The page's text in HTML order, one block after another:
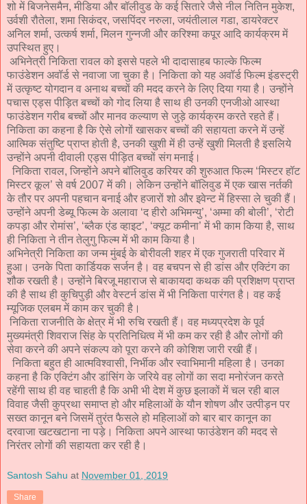
शो में बिजनेसमैन, मीडिया और बॉलीवुड के कई सितारे जैसे नील नितिन मुकेश,
उर्वशी रौतेला, शमा सिकंदर, जसपिंदर नरुला, जयंतीलाल गडा, डायरेक्टर
अनिल शर्मा, उत्कर्ष शर्मा, मिलन गुन्नजी और करिश्मा कपूर आदि कार्यक्रम में
उपस्थित हुए।
अभिनेत्री निकिता रावल को इससे पहले भी दादासाहब फाल्के फिल्म
फाउंडेशन अवॉर्ड से नवाजा जा चुका है। निकिता को यह अवॉर्ड फिल्म इंडस्ट्री
में उत्कृष्ट योगदान व अनाथ बच्चों की मदद करने के लिए दिया गया है। उन्होंने
पचास एड्स पीड़ित बच्चों को गोद लिया है साथ ही उनकी एनजीओ आस्था
फाउंडेशन गरीब बच्चों और मानव कल्याण से जुड़े कार्यक्रम करते रहते हैं।
निकिता का कहना है कि ऐसे लोगों खासकर बच्चों की सहायता करने में उन्हें
आत्मिक संतुष्टि प्राप्त होती है, उनकी खुशी में ही उन्हें खुशी मिलती है इसलिये
उन्होंने अपनी दीवाली एड्स पीड़ित बच्चों संग मनाई।
निकिता रावल, जिन्होंने अपने बॉलिवुड करियर की शुरुआत फिल्म ‘मिस्टर हॉट
मिस्टर कूल’ से वर्ष 2007 में की। लेकिन उन्होंने बॉलिवुड में एक खास नर्तकी
के तौर पर अपनी पहचान बनाई और हजारों शो और इवेन्ट में हिस्सा ले चुकी हैं।
उन्होंने अपनी डेब्यू फिल्म के अलावा ‘द हीरो अभिमन्यु’, ‘अम्मा की बोली’, ‘रोटी
कपड़ा और रोमांस’, ‘ब्लैक एंड व्हाइट’, ‘क्यूट कमीना’ में भी काम किया है, साथ
ही निकिता ने तीन तेलुगु फिल्म में भी काम किया है।
अभिनेत्री निकिता का जन्म मुंबई के बोरीवली शहर में एक गुजराती परिवार में
हुआ। उनके पिता कार्डियक सर्जन है। वह बचपन से ही डांस और एक्टिंग का
शौक रखती है। उन्होंने बिरजू महाराज से बाकायदा कथक की प्रशिक्षण प्राप्त
की है साथ ही कुचिपुड़ी और वेस्टर्न डांस में भी निकिता पारंगत है। वह कई
म्यूजिक एलबम में काम कर चुकी है।
निकिता राजनीति के क्षेत्र में भी रुचि रखती हैं। वह मध्यप्रदेश के पूर्व
मुख्यमंत्री शिवराज सिंह के प्रतिनिधित्व में भी कम कर रही है और लोगों की
सेवा करने की अपने संकल्प को पूरा करने की कोशिश जारी रखी हैं।
निकिता बहुत ही आत्मविश्वासी, निर्भीक और स्वाभिमानी महिला है। उनका
कहना है कि एक्टिंग और डांसिंग के जरिये वह लोगों का सदा मनोरंजन करते
रहेंगी साथ ही वह चाहती है कि अभी भी देश में कुछ इलाकों में चल रही बाल
विवाह जैसी कुप्रथा समाप्त हो और महिलाओं के यौन शोषण और उत्पीड़न पर
सख्त कानून बने जिसमें तुरंत फैसले हो महिलाओं को बार बार कानून का
दरवाजा खटखटाना ना पड़े। निकिता अपने आस्था फाउंडेशन की मदद से
निरंतर लोगों की सहायता कर रही है।
Santosh Sahu at November 01, 2019
Share